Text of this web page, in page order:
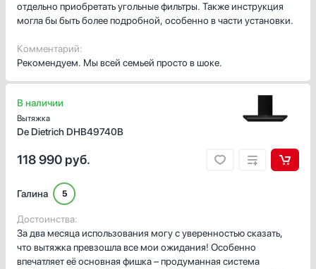
отдельно приобретать угольные фильтры. Также инструкция
могла бы быть более подробной, особенно в части установки.
Комментарий:
Рекомендуем. Мы всей семьей просто в шоке.
В наличии
Вытяжка
De Dietrich DHB49740B
118 990 руб.
Галина 5
Достоинства:
За два месяца использования могу с уверенностью сказать,
что вытяжка превзошла все мои ожидания! Особенно
впечатляет её основная фишка – продуманная система